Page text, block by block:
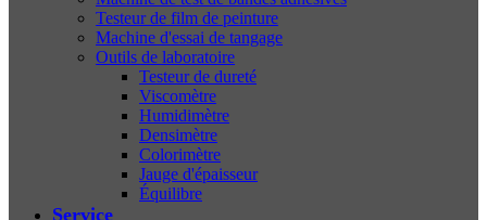
Testeur de film de peinture
Machine d'essai de tangage
Outils de laboratoire
Testeur de dureté
Viscomètre
Humidimètre
Densimètre
Colorimètre
Jauge d'épaisseur
Équilibre
Service